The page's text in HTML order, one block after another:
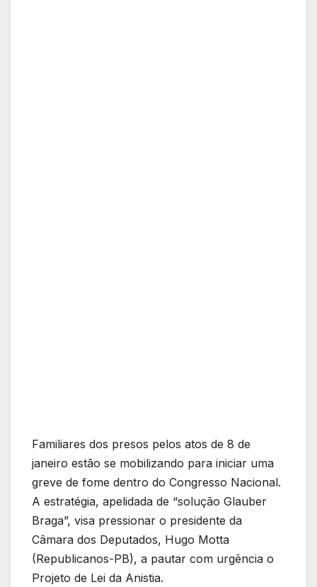
Familiares dos presos pelos atos de 8 de
janeiro estão se mobilizando para iniciar uma
greve de fome dentro do Congresso Nacional.
A estratégia, apelidada de “solução Glauber
Braga”, visa pressionar o presidente da
Câmara dos Deputados, Hugo Motta
(Republicanos-PB), a pautar com urgência o
Projeto de Lei da Anistia.